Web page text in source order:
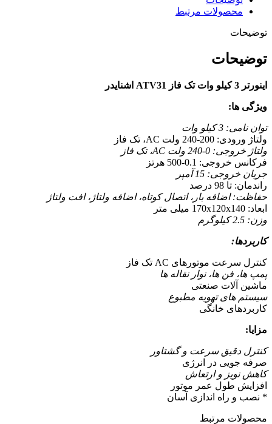
محصولات مرتبط
توضیحات
توضیحات
اینورتر 3 کیلو وات تک فاز ATV31 اشنایدر
ویژگی ها:
توان نامی: 3 کیلو وات
ولتاژ ورودی: 200-240 ولت AC، تک فاز
ولتاژ خروجی: 0-240 ولت AC، تک فاز
فرکانس خروجی: 0.1-500 هرتز
جریان خروجی: 15 آمپر
راندمان: تا 98 درصد
حفاظت: اضافه بار، اتصال کوتاه، اضافه ولتاژ، افت ولتاژ
ابعاد: 170x120x140 میلی متر
وزن: 2.5 کیلوگرم
کاربردها:
کنترل سرعت موتورهای AC تک فاز
پمپ ها، فن ها، نوار نقاله ها
ماشین آلات صنعتی
سیستم های تهویه مطبوع
کاربردهای خانگی
مزایا:
کنترل دقیق سرعت و گشتاور
صرفه جویی در انرژی
کاهش نویز و ارتعاش
افزایش طول عمر موتور
* نصب و راه اندازی آسان
محصولات مرتبط